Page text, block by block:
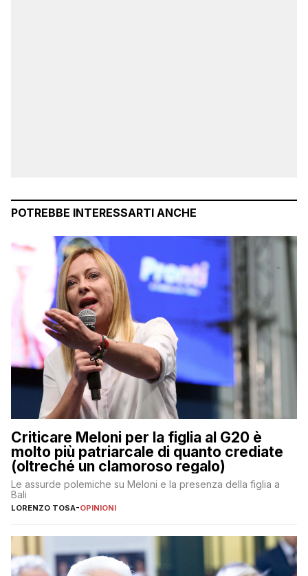
POTREBBE INTERESSARTI ANCHE
Criticare Meloni per la figlia al G20 è
molto più patriarcale di quanto crediate
(oltreché un clamoroso regalo)
Le assurde polemiche su Meloni e la presenza della figlia a
Bali
LORENZO TOSA-OPINIONI